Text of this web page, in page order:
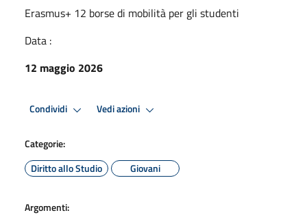
Erasmus+ 12 borse di mobilità per gli studenti
Data :
12 maggio 2026
Condividi Vedi azioni
Categorie:
Diritto allo Studio
Giovani
Argomenti: